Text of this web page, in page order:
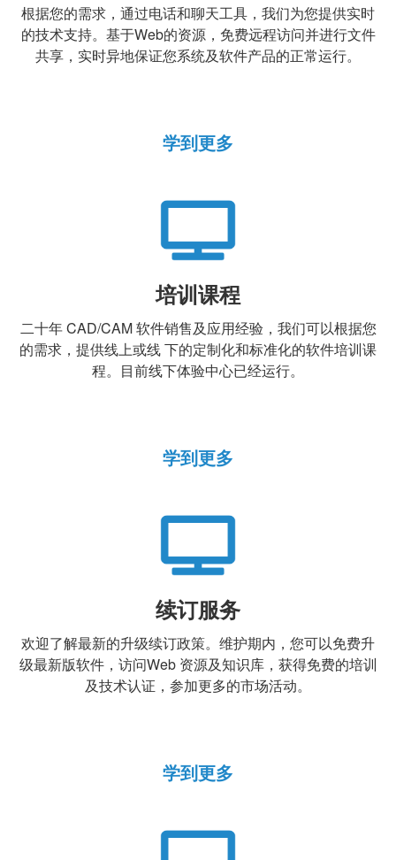
根据您的需求，通过电话和聊天工具，我们为您提供实时
的技术支持。基于Web的资源，免费远程访问并进行文件
共享，实时异地保证您系统及软件产品的正常运行。
学到更多
培训课程
二十年 CAD/CAM 软件销售及应用经验，我们可以根据您
的需求，提供线上或线 下的定制化和标准化的软件培训课
程。目前线下体验中心已经运行。
学到更多
续订服务
欢迎了解最新的升级续订政策。维护期内，您可以免费升
级最新版软件，访问Web 资源及知识库，获得免费的培训
及技术认证，参加更多的市场活动。
学到更多